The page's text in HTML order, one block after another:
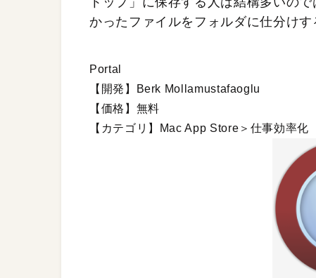
かったファイルをフォルダに仕分けす
Portal
【開発】Berk Mollamustafaoglu
【価格】無料
【カテゴリ】Mac App Store＞仕事効率化